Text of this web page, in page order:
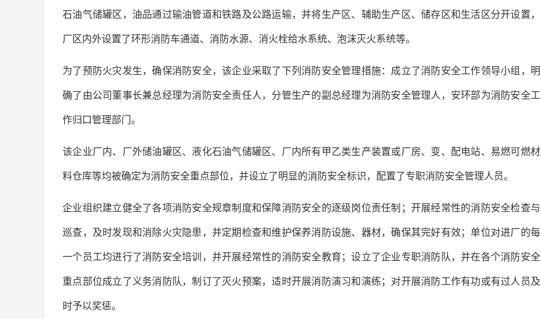
石油气储罐区，油品通过输油管道和铁路及公路运输，并将生产区、辅助生产区、储存区和生活区分开设置，
厂区内外设置了环形消防车通道、消防水源、消火栓给水系统、泡沫灭火系统等。
为了预防火灾发生，确保消防安全，该企业采取了下列消防安全管理措施：成立了消防安全工作领导小组，明
确了由公司董事长兼总经理为消防安全责任人，分管生产的副总经理为消防安全管理人，安环部为消防安全工
作归口管理部门。
该企业厂内、厂外储油罐区、液化石油气储罐区、厂内所有甲乙类生产装置或厂房、变、配电站、易燃可燃材
料仓库等均被确定为消防安全重点部位，并设立了明显的消防安全标识，配置了专职消防安全管理人员。
企业组织建立健全了各项消防安全规章制度和保障消防安全的逐级岗位责任制；开展经常性的消防安全检查与
巡查，及时发现和消除火灾隐患，并定期检查和维护保养消防设施、器材，确保其完好有效；单位对进厂的每
一个员工均进行了消防安全培训，并开展经常性的消防安全教育；设立了企业专职消防队，并在各个消防安全
重点部位成立了义务消防队，制订了灭火预案，适时开展消防演习和演练；对开展消防工作有功或有过人员及
时予以奖惩。